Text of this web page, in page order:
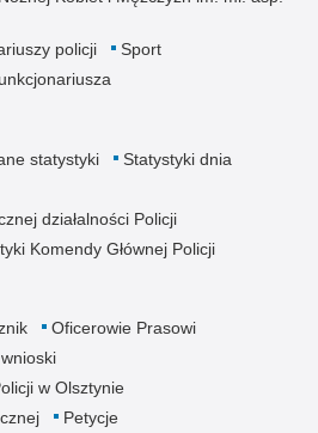
policji
Sport
statystyki
Statystyki dnia
działalności Policji
Komendy Głównej Policji
Oficerowie Prasowi
w Olsztynie
Petycje